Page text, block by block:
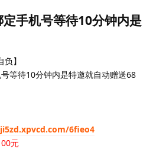
手机号等待10分钟内是
】
等待10分钟内是特邀就自动赠送68
6fieo4
元